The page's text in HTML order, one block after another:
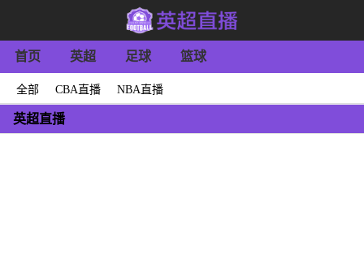
首页 英超 足球 篮球
全部 CBA直播 NBA直播
英超直播